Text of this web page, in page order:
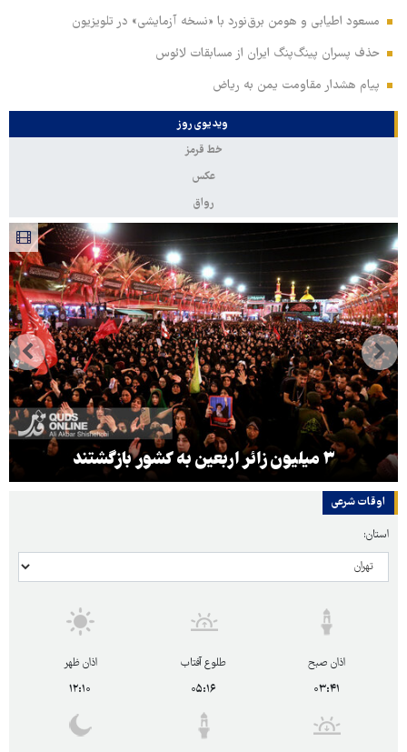
مسعود اطیابی و هومن برق‌نورد با «نسخه آزمایشی» در تلویزیون
حذف پسران پینگ‌پنگ ایران از مسابقات لائوس
پیام هشدار مقاومت یمن به ریاض
ویدیوی روز
خط قرمز
عکس
رواق
۳ میلیون زائر اربعین به کشور بازگشتند
اوقات شرعی
استان:
اذان صبح
۰۳:۴۱
طلوع آفتاب
۰۵:۱۶
اذان ظهر
۱۲:۱۰